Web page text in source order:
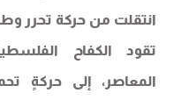
انتقلت من حركة تحرر وطني
تقود الكفاح الفلسطيني
المعاصر، إلى حركةٍ تحمل